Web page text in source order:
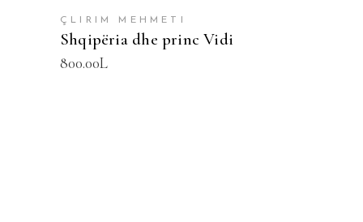
ÇLIRIM MEHMETI
Shqipëria dhe princ Vidi
800.00L